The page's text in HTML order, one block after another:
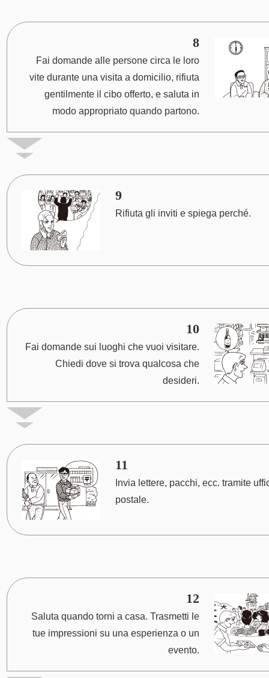
8
Fai domande alle persone circa le loro
vite durante una visita a domicilio, rifiuta
gentilmente il cibo offerto, e saluta in
modo appropriato quando partono.
9
Rifiuta gli inviti e spiega perché.
10
Fai domande sui luoghi che vuoi visitare.
Chiedi dove si trova qualcosa che
desideri.
11
Invia lettere, pacchi, ecc. tramite
postale.
12
Saluta quando torni a casa. Trasmetti le
tue impressioni su una esperienza o un
evento.